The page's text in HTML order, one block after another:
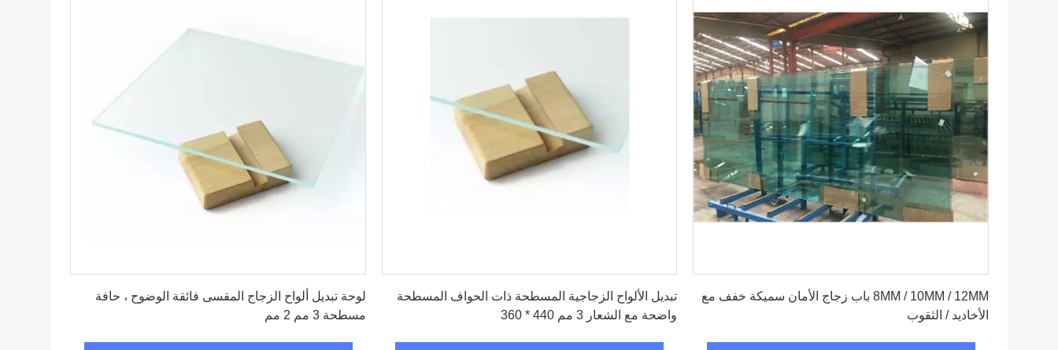
8MM / 10MM / 12MM باب زجاج الأمان سميكة خفف مع
الأخاديد / الثقوب
تبديل الألواح الزجاجية المسطحة ذات الحواف المسطحة
واضحة مع الشعار 3 مم 440 * 360
لوحة تبديل ألواح الزجاج المقسى فائقة الوضوح ، حافة
مسطحة 3 مم 2 مم